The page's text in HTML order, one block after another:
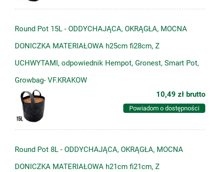
Round Pot 15L - ODDYCHAJĄCA, OKRĄGŁA, MOCNA
DONICZKA MATERIAŁOWA h25cm fi28cm, Z
UCHWYTAMI, odpowiednik Hempot, Gronest, Smart Pot,
Growbag- VF.KRAKOW
10,49 zł brutto
Powiadom o dostępności
Round Pot 8L - ODDYCHAJĄCA, OKRĄGŁA, MOCNA
DONICZKA MATERIAŁOWA h21cm fi21cm, Z